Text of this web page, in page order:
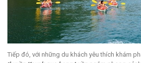
Tiếp đó, với những du khách yêu thích khám